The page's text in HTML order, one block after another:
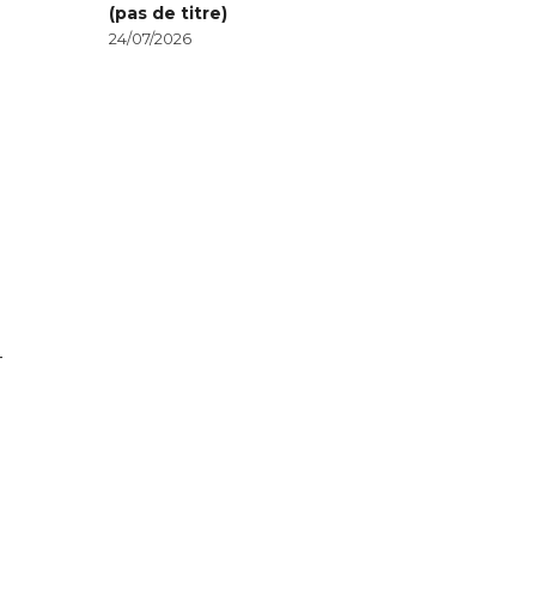
(pas de titre)
24/07/2026